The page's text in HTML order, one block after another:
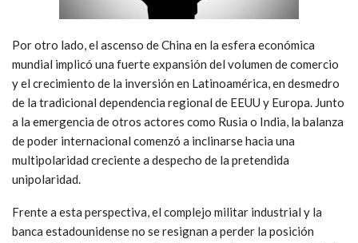
Por otro lado, el ascenso de China en la esfera económica
mundial implicó una fuerte expansión del volumen de comercio
y el crecimiento de la inversión en Latinoamérica, en desmedro
de la tradicional dependencia regional de EEUU y Europa. Junto
a la emergencia de otros actores como Rusia o India, la balanza
de poder internacional comenzó a inclinarse hacia una
multipolaridad creciente a despecho de la pretendida
unipolaridad.
Frente a esta perspectiva, el complejo militar industrial y la
banca estadounidense no se resignan a perder la posición